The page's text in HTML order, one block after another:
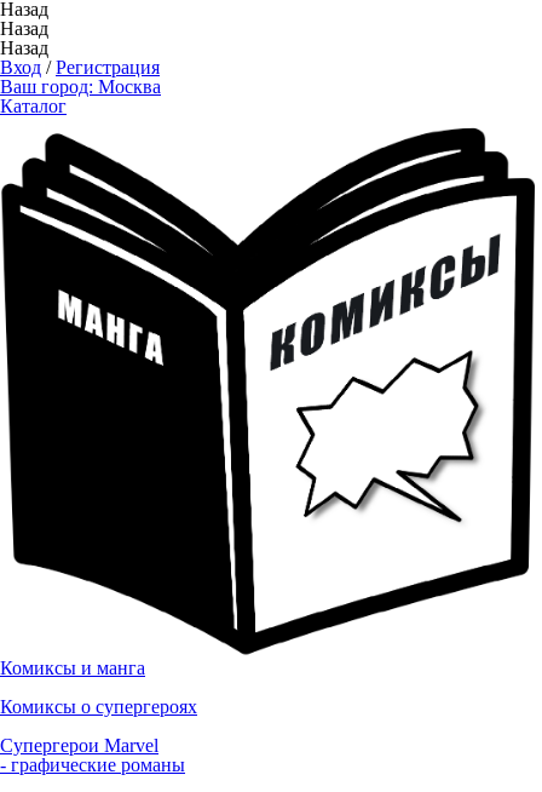
Назад
Назад
Назад
Вход /Регистрация
Ваш город: Москва
Каталог
Комиксы и манга
Комиксы о супергероях
Супергерои Marvel
- графические романы